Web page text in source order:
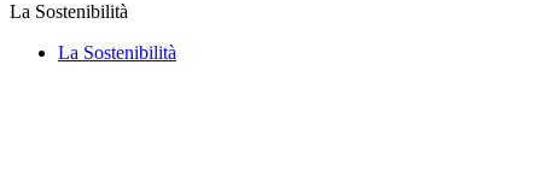
La Sostenibilità
La Sostenibilità